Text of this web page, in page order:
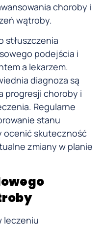
choroby i
wątroby.
stłuszczenia
podejścia i
a lekarzem.
diagnoza są
progresji choroby i
Regularne
stanu
ocenić skuteczność
zmiany w planie
leczeniu